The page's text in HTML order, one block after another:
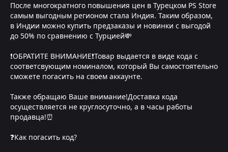
После многократного повышения цен в Турецком PS Store
самым выгодным регионом стала Индия. Таким образом,
в Индии можно купить предзаказы и новинки с выгодой
до 50% по сравнению с Турцией💸
❗️ОБРАТИТЕ ВНИМАНИЕ❗️Товар выдается в виде кода с
соответсвующим номиналом, который Вы самостоятельно
сможете погасить на своем аккаунте.
Также обращаю Ваше внимание!Доставка кода
осуществляется не круглосуточно, а в часы работы
продавца!⏰
❓Как погасить код?